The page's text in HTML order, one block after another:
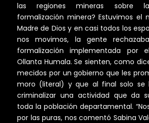
las regiones mineras sobre
formalización minera? Estuvimos el
Madre de Dios y en casi todos los
nos movimos, la gente
formalización implementada por
Ollanta Humala. Se sienten, como
mecidos por un gobierno que les
moro (literal) y que al final solo se
criminalizar una actividad que da
toda la población departamental.
por las puras, nos comentó Sabina